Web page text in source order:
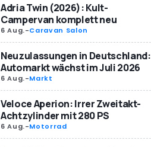
Adria Twin (2026): Kult-
Campervan komplett neu
6 Aug.-Caravan Salon
Neuzulassungen in Deutschland:
Automarkt wächst im Juli 2026
6 Aug.-Markt
Veloce Aperion: Irrer Zweitakt-
Achtzylinder mit 280 PS
6 Aug.-Motorrad